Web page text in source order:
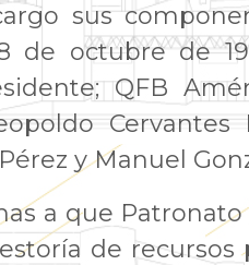
sus
de octubre de
QFB
y Manuel
a que
de recursos